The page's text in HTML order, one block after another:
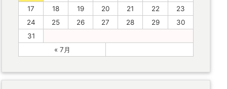
17
18 19 20 21 22
23
24
25 26 27 28 29
30
31
« 7月